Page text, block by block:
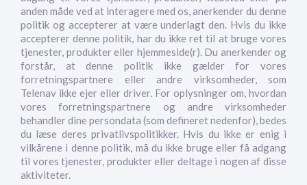
anden måde ved at interagere med os, anerkender du denne
politik og accepterer at være underlagt den. Hvis du ikke
accepterer denne politik, har du ikke ret til at bruge vores
tjenester, produkter eller hjemmeside(r). Du anerkender og
forstår, at denne politik ikke gælder for vores
forretningspartnere eller andre virksomheder, som
Telenav ikke ejer eller driver. For oplysninger om, hvordan
vores forretningspartnere og andre virksomheder
behandler dine persondata (som defineret nedenfor), bedes
du læse deres privatlivspolitikker. Hvis du ikke er enig i
vilkårene i denne politik, må du ikke bruge eller få adgang
til vores tjenester, produkter eller deltage i nogen af disse
aktiviteter.